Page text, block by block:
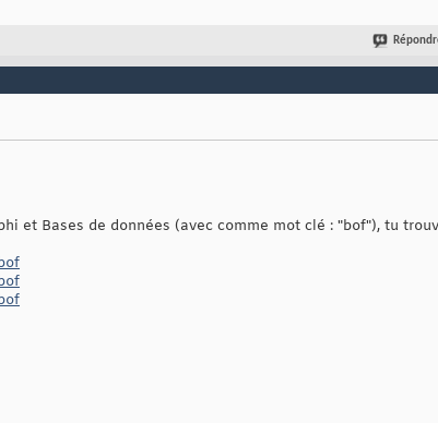
et Bases de données (avec comme mot clé : "bof"), tu